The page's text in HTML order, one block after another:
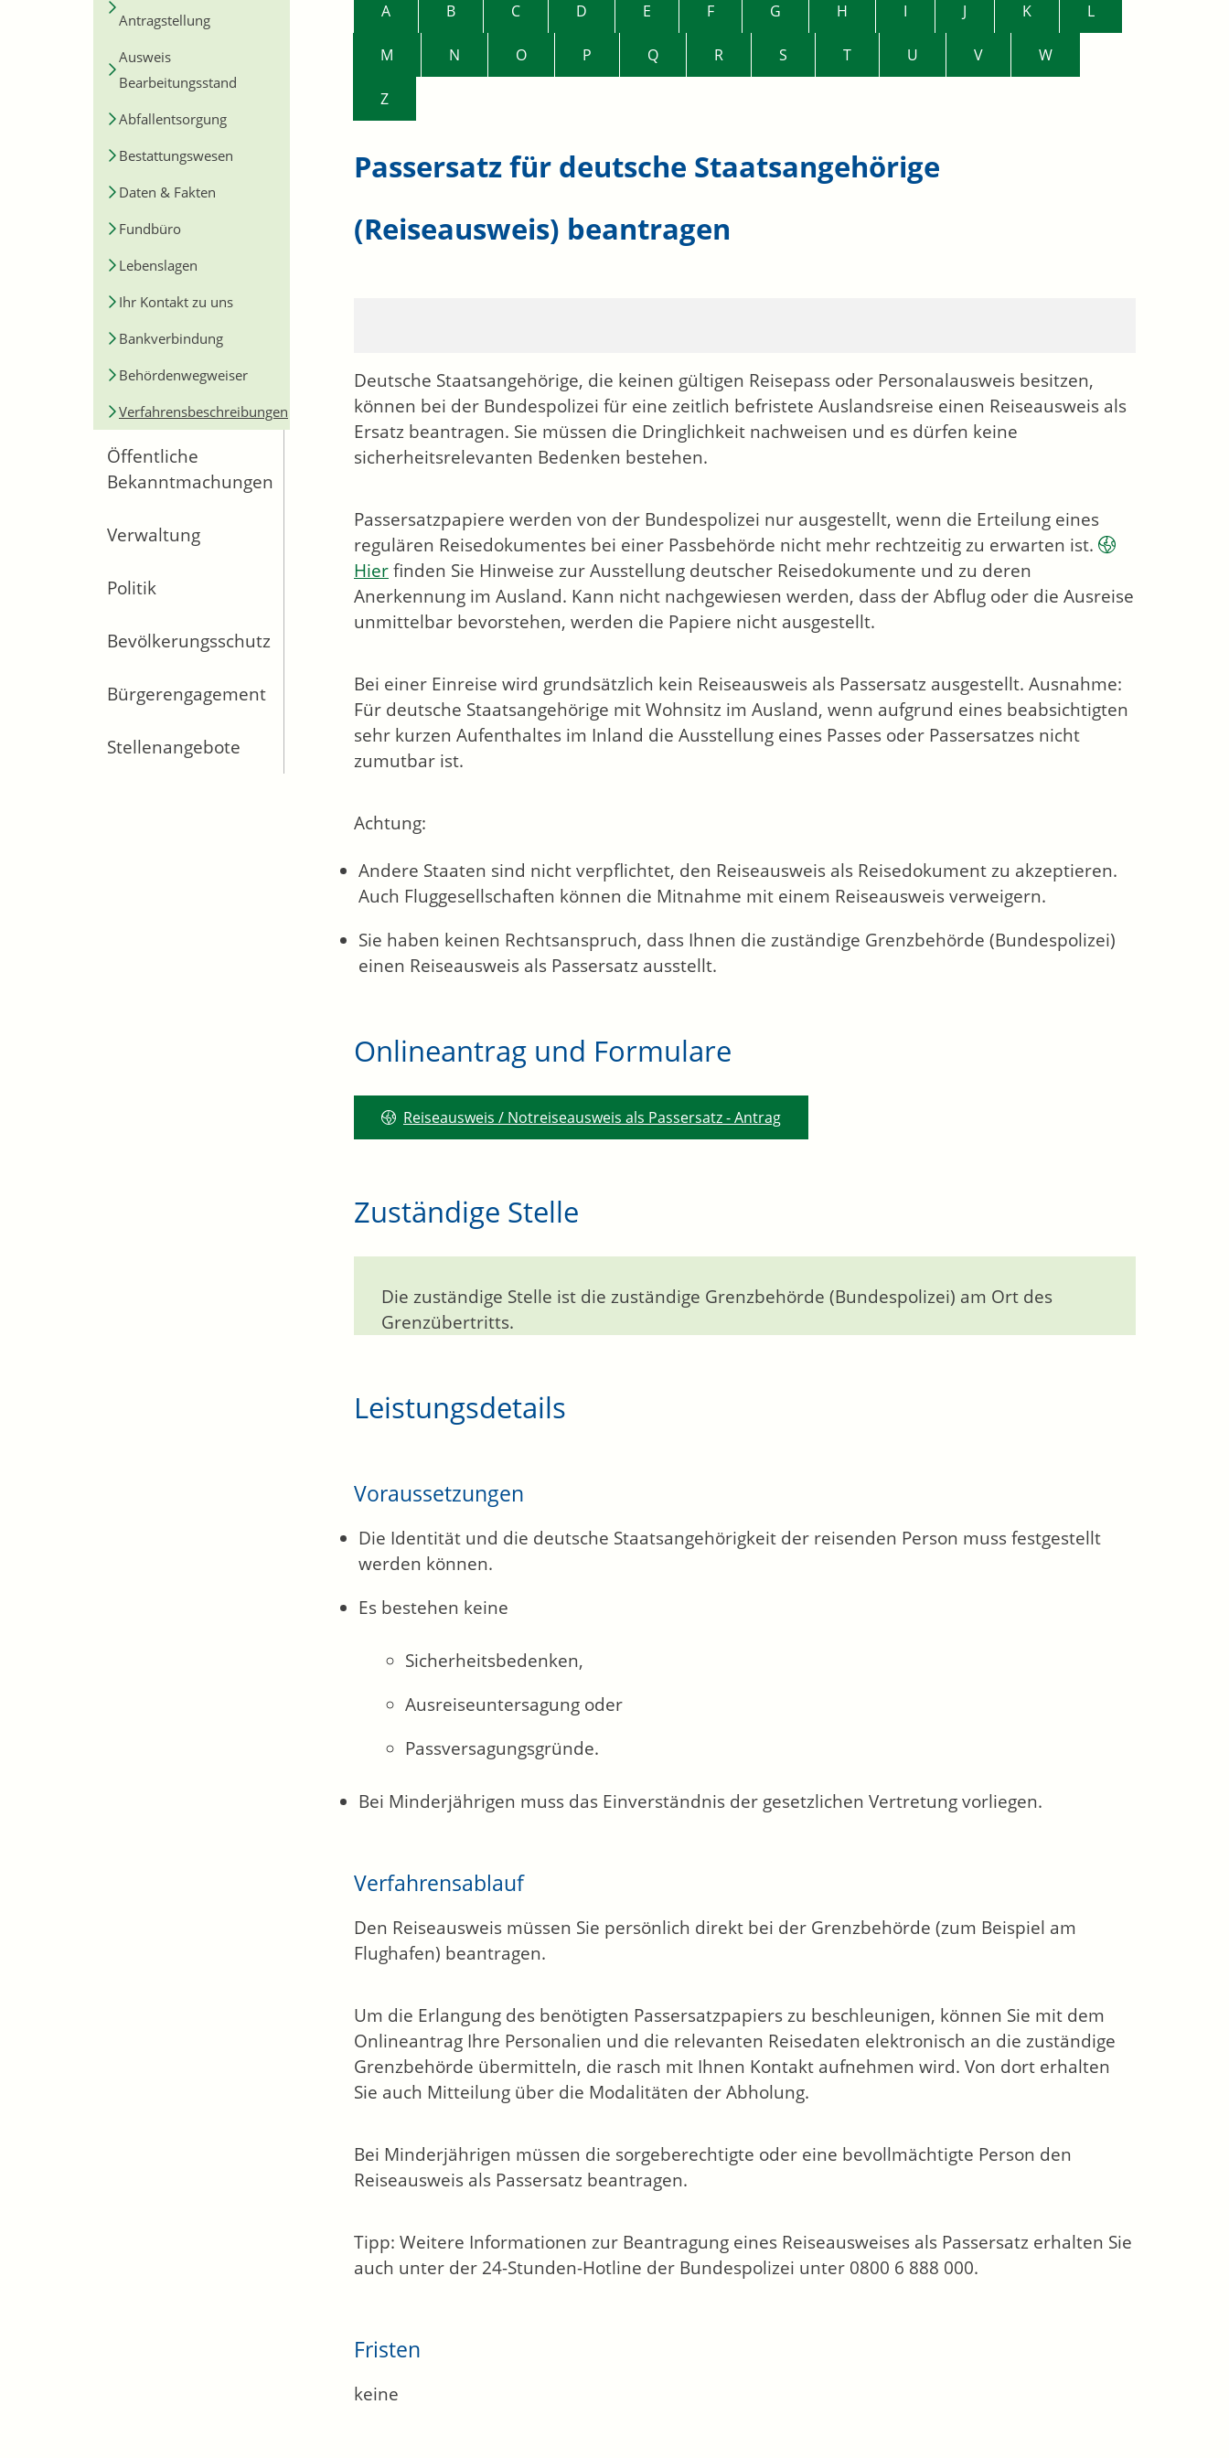
Antragstellung
Ausweis
Bearbeitungsstand
Abfallentsorgung
Bestattungswesen
Daten & Fakten
Fundbüro
Lebenslagen
Ihr Kontakt zu uns
Bankverbindung
Behördenwegweiser
Verfahrensbeschreibungen
Öffentliche
Bekanntmachungen
Verwaltung
Politik
Bevölkerungsschutz
Bürgerengagement
Stellenangebote
A B C D E F G H I J K L
M N O P Q R S T U V W
Z
Passersatz für deutsche Staatsangehörige
(Reiseausweis) beantragen
Deutsche Staatsangehörige, die keinen gültigen Reisepass oder Personalausweis besitzen,
können bei der Bundespolizei für eine zeitlich befristete Auslandsreise einen Reiseausweis als
Ersatz beantragen. Sie müssen die Dringlichkeit nachweisen und es dürfen keine
sicherheitsrelevanten Bedenken bestehen.
Passersatzpapiere werden von der Bundespolizei nur ausgestellt, wenn die Erteilung eines
regulären Reisedokumentes bei einer Passbehörde nicht mehr rechtzeitig zu erwarten ist.
Hierfinden Sie Hinweise zur Ausstellung deutscher Reisedokumente und zu deren
Anerkennung im Ausland. Kann nicht nachgewiesen werden, dass der Abflug oder die Ausreise
unmittelbar bevorstehen, werden die Papiere nicht ausgestellt.
Bei einer Einreise wird grundsätzlich kein Reiseausweis als Passersatz ausgestellt. Ausnahme:
Für deutsche Staatsangehörige mit Wohnsitz im Ausland, wenn aufgrund eines beabsichtigten
sehr kurzen Aufenthaltes im Inland die Ausstellung eines Passes oder Passersatzes nicht
zumutbar ist.
Achtung:
Andere Staaten sind nicht verpflichtet, den Reiseausweis als Reisedokument zu akzeptieren.
Auch Fluggesellschaften können die Mitnahme mit einem Reiseausweis verweigern.
Sie haben keinen Rechtsanspruch, dass Ihnen die zuständige Grenzbehörde (Bundespolizei)
einen Reiseausweis als Passersatz ausstellt.
Onlineantrag und Formulare
Reiseausweis / Notreiseausweis als Passersatz - Antrag
Zuständige Stelle
Die zuständige Stelle ist die zuständige Grenzbehörde (Bundespolizei) am Ort des
Grenzübertritts.
Leistungsdetails
Voraussetzungen
Die Identität und die deutsche Staatsangehörigkeit der reisenden Person muss festgestellt
werden können.
Es bestehen keine
Sicherheitsbedenken,
Ausreiseuntersagung oder
Passversagungsgründe.
Bei Minderjährigen muss das Einverständnis der gesetzlichen Vertretung vorliegen.
Verfahrensablauf
Den Reiseausweis müssen Sie persönlich direkt bei der Grenzbehörde (zum Beispiel am
Flughafen) beantragen.
Um die Erlangung des benötigten Passersatzpapiers zu beschleunigen, können Sie mit dem
Onlineantrag Ihre Personalien und die relevanten Reisedaten elektronisch an die zuständige
Grenzbehörde übermitteln, die rasch mit Ihnen Kontakt aufnehmen wird. Von dort erhalten
Sie auch Mitteilung über die Modalitäten der Abholung.
Bei Minderjährigen müssen die sorgeberechtigte oder eine bevollmächtigte Person den
Reiseausweis als Passersatz beantragen.
Tipp: Weitere Informationen zur Beantragung eines Reiseausweises als Passersatz erhalten Sie
auch unter der 24-Stunden-Hotline der Bundespolizei unter 0800 6 888 000.
Fristen
keine